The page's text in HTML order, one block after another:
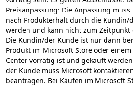
Preisanpassung: Die Anpassung
nach Produkterhalt durch die Kundin/
werden und kann nicht zum Zeitpunkt
Die Kundin/der Kunde ist nur dann
Produkt im Microsoft Store oder
Center vorrätig ist und gekauft
der Kunde muss Microsoft
beantragen. Bei Käufen im Microsoft